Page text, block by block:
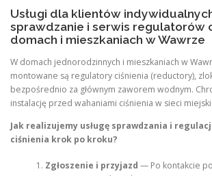
Usługi dla klientów
sprawdzanie i serwis regulatorów
domach i mieszkaniach w Wawrze
W domach jednorodzinnych i mieszkaniach w
montowane są regulatory ciśnienia (reductory),
bezpośrednio za głównym zaworem wodnym.
instalację przed wahaniami ciśnienia w sieci
Jak realizujemy usługę sprawdzania i
ciśnienia krok po kroku?
Zgłoszenie i przyjazd — Po kontakcie